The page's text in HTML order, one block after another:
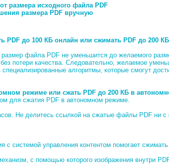
размера исходного файла PDF
размера PDF вручную
до 100 КБ онлайн или сжимать PDF до 200
файла PDF не уменьшится до желаемого
потери качества. Следовательно, желаемое
алгоритмы, которые смогут
режиме или сжать PDF до 200 КБ в
для сжатия PDF в автономном режиме.
Не делитесь ссылкой на сжатые файлы PDF ни с
с системой управления контентом помогает
с помощью которого изображения внутри